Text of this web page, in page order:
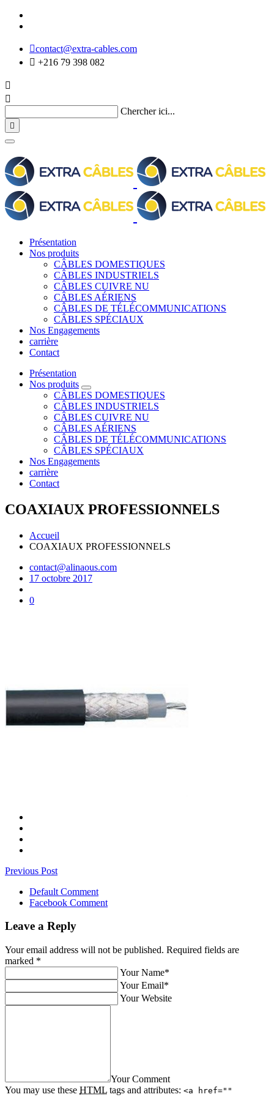
contact@extra-cables.com
 +216 79 398 082


Chercher ici...

Présentation
Nos produits
CÂBLES DOMESTIQUES
CÂBLES INDUSTRIELS
CÂBLES CUIVRE NU
CÂBLES AÉRIENS
CÂBLES DE TÉLÉCOMMUNICATIONS
CÂBLES SPÉCIAUX
Nos Engagements
carrière
Contact
Présentation
Nos produits
CÂBLES DOMESTIQUES
CÂBLES INDUSTRIELS
CÂBLES CUIVRE NU
CÂBLES AÉRIENS
CÂBLES DE TÉLÉCOMMUNICATIONS
CÂBLES SPÉCIAUX
Nos Engagements
carrière
Contact
COAXIAUX PROFESSIONNELS
Accueil
COAXIAUX PROFESSIONNELS
contact@alinaous.com
17 octobre 2017
0
Previous Post
Default Comment
Facebook Comment
Leave a Reply
Your email address will not be published. Required fields are
marked *
Your Name*
Your Email*
Your Website
Your Comment
You may use these HTML tags and attributes: <a href=""